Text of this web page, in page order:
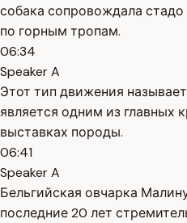
собака сопровождала
по горным тропам.
06:34
Speaker A
Этот тип движения
является одним из главных
выставках породы.
06:41
Speaker A
Бельгийская овчарка
последние 20 лет